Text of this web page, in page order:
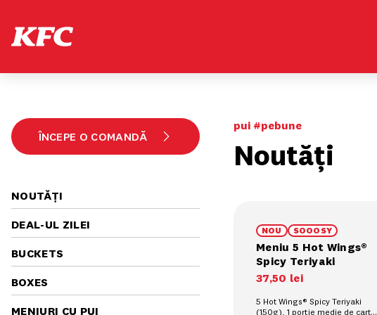
ÎNCEPE O COMANDĂ
NOUTĂȚI
DEAL-UL ZILEI
BUCKETS
BOXES
MENIURI CU PUI
pui #pebune
Noutăți
NOU SOOOSY
Meniu 5 Hot Wings®
Spicy Teriyaki
37,50 lei
5 Hot Wings® Spicy Teriyaki
(150g), 1 porție medie de cartofi